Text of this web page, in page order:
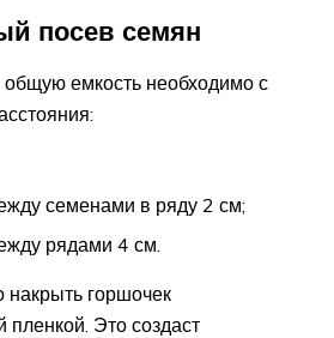
посев семян
емкость необходимо с
семенами в ряду 2 см;
рядами 4 см.
горшочек
пленкой. Это создаст